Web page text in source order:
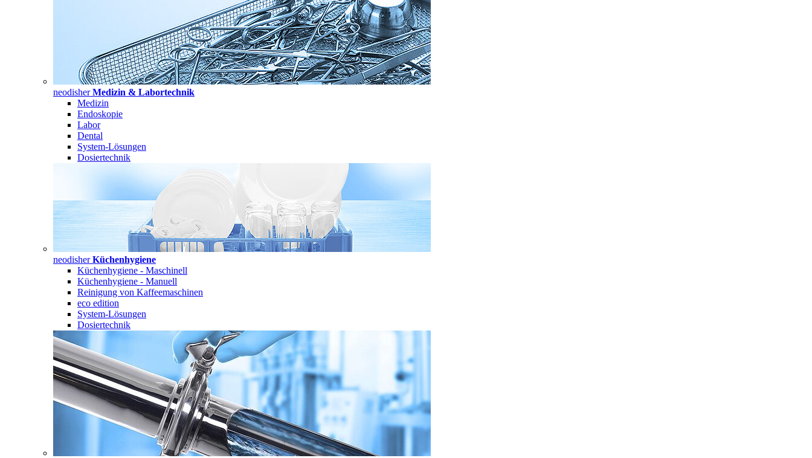
neodisherMedizin & Labortechnik
Medizin
Endoskopie
Labor
Dental
System-Lösungen
Dosiertechnik
neodisherKüchenhygiene
Küchenhygiene - Maschinell
Küchenhygiene - Manuell
Reinigung von Kaffeemaschinen
eco edition
System-Lösungen
Dosiertechnik